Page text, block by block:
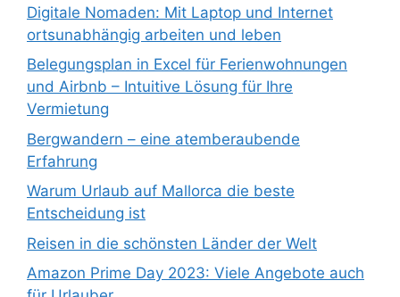
Digitale Nomaden: Mit Laptop und Internet
ortsunabhängig arbeiten und leben
Belegungsplan in Excel für Ferienwohnungen
und Airbnb – Intuitive Lösung für Ihre
Vermietung
Bergwandern – eine atemberaubende
Erfahrung
Warum Urlaub auf Mallorca die beste
Entscheidung ist
Reisen in die schönsten Länder der Welt
Amazon Prime Day 2023: Viele Angebote auch